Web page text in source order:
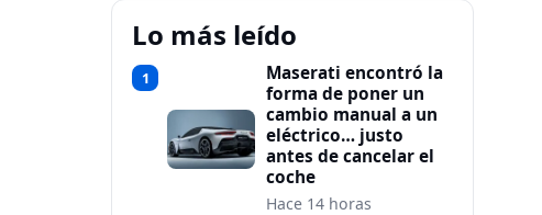
Lo más leído
1
Maserati encontró la
forma de poner un
cambio manual a un
eléctrico… justo
antes de cancelar el
coche
Hace 14 horas